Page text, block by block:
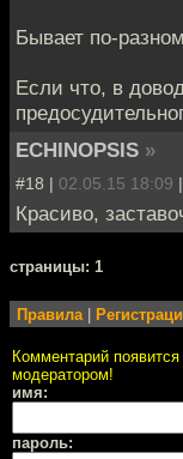
Бывает по-
Если что, в
ECHINOPSIS »
#18 | 02.05.15 18:09 |
Красиво,
cтраницы: 1
Правила
Комментарий
модератором!
имя:
пароль: